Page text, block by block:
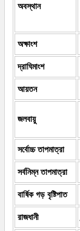
অবস্থান
অক্ষাংশ
দ্রাঘিমাংশ
আয়তন
জলবায়ু
সর্বোচ্চ তাপমাত্রা
সর্বনিম্ন তাপমাত্রা
বার্ষিক গড় বৃষ্টিপাত
রাজধানী